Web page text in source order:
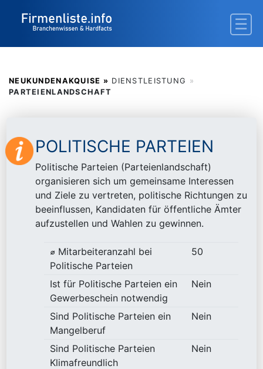
NEUKUNDENAKQUISE » DIENSTLEISTUNG »
PARTEIENLANDSCHAFT
POLITISCHE PARTEIEN
Politische Parteien (Parteienlandschaft)
organisieren sich um gemeinsame Interessen
und Ziele zu vertreten, politische Richtungen zu
beeinflussen, Kandidaten für öffentliche Ämter
aufzustellen und Wahlen zu gewinnen.
⌀ Mitarbeiteranzahl bei
Politische Parteien
50
Ist für Politische Parteien ein
Gewerbeschein notwendig
Nein
Sind Politische Parteien ein
Mangelberuf
Nein
Sind Politische Parteien
Klimafreundlich
Nein